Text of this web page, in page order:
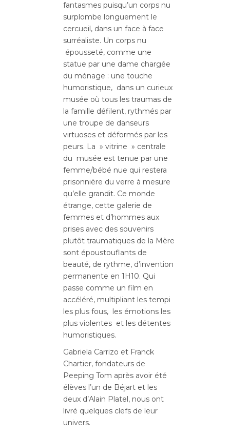
fantasmes puisqu’un corps nu
surplombe longuement le
cercueil, dans un face à face
surréaliste. Un corps nu
épousseté, comme une
statue par une dame chargée
du ménage : une touche
humoristique, dans un curieux
musée où tous les traumas de
la famille défilent, rythmés par
une troupe de danseurs
virtuoses et déformés par les
peurs. La » vitrine » centrale
du musée est tenue par une
femme/bébé nue qui restera
prisonnière du verre à mesure
qu’elle grandit. Ce monde
étrange, cette galerie de
femmes et d’hommes aux
prises avec des souvenirs
plutôt traumatiques de la Mère
sont époustouflants de
beauté, de rythme, d’invention
permanente en 1H10. Qui
passe comme un film en
accéléré, multipliant les tempi
les plus fous, les émotions les
plus violentes et les détentes
humoristiques.
Gabriela Carrizo et Franck
Chartier, fondateurs de
Peeping Tom après avoir été
élèves l’un de Béjart et les
deux d’Alain Platel, nous ont
livré quelques clefs de leur
univers.